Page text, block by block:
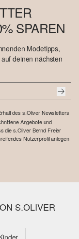
SPAREN
Modetipps,
deinen nächsten
des s.Oliver Newsletters
Angebote und
die s.Oliver Bernd Freier
Nutzerprofil anlegen
S.OLIVER